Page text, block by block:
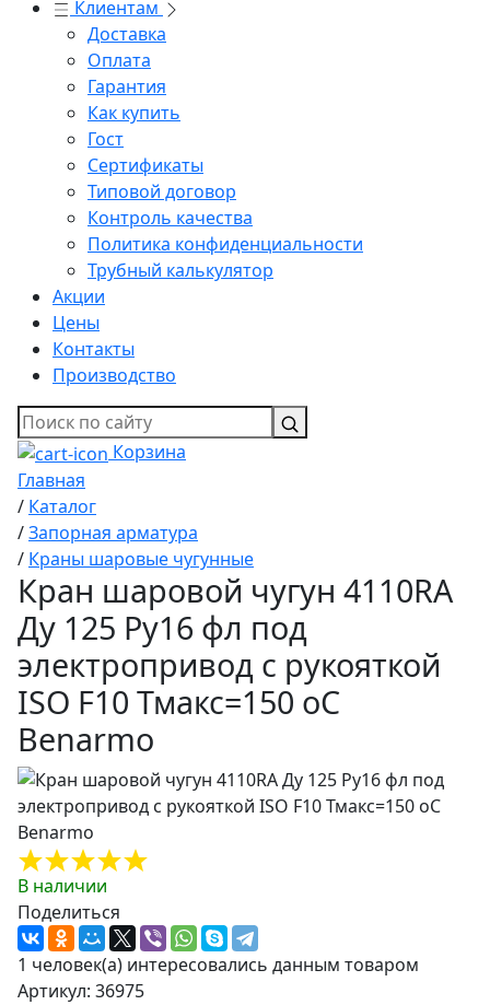
Клиентам
Доставка
Оплата
Гарантия
Как купить
Гост
Сертификаты
Типовой договор
Контроль качества
Политика конфиденциальности
Трубный калькулятор
Акции
Цены
Контакты
Производство
Корзина
Главная
/ Каталог
/Запорная арматура
/ Краны шаровые чугунные
Кран шаровой чугун 4110RA
Ду 125 Ру16 фл под
электропривод с рукояткой
ISO F10 Тмакс=150 оС
Benarmo
В наличии
Поделиться
1 человек(а) интересовались данным товаром
Артикул: 36975